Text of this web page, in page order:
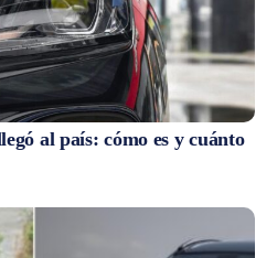
al país: cómo es y cuánto